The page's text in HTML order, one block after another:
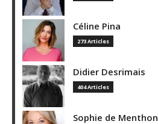
Céline Pina
273 Articles
Didier Desrimais
404 Articles
Sophie de Menthon